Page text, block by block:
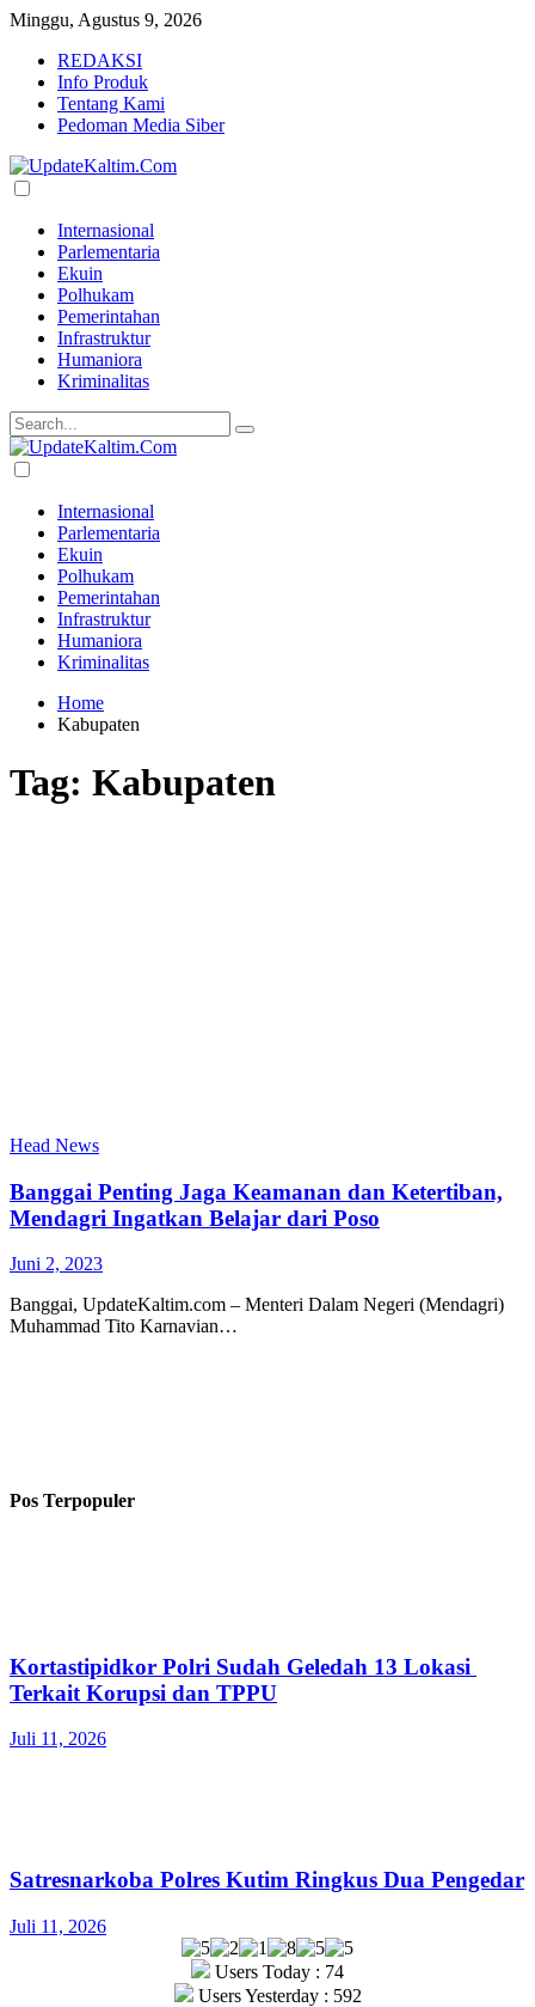
Minggu, Agustus 9, 2026
REDAKSI
Info Produk
Tentang Kami
Pedoman Media Siber
Internasional
Parlementaria
Ekuin
Polhukam
Pemerintahan
Infrastruktur
Humaniora
Kriminalitas
Internasional
Parlementaria
Ekuin
Polhukam
Pemerintahan
Infrastruktur
Humaniora
Kriminalitas
Home
Kabupaten
Tag: Kabupaten
Head News
Banggai Penting Jaga Keamanan dan Ketertiban,
Mendagri Ingatkan Belajar dari Poso
Juni 2, 2023
Banggai, UpdateKaltim.com – Menteri Dalam Negeri (Mendagri)
Muhammad Tito Karnavian…
Pos Terpopuler
Kortastipidkor Polri Sudah Geledah 13 Lokasi
Terkait Korupsi dan TPPU
Juli 11, 2026
Satresnarkoba Polres Kutim Ringkus Dua Pengedar
Juli 11, 2026
Users Today : 74
Users Yesterday : 592